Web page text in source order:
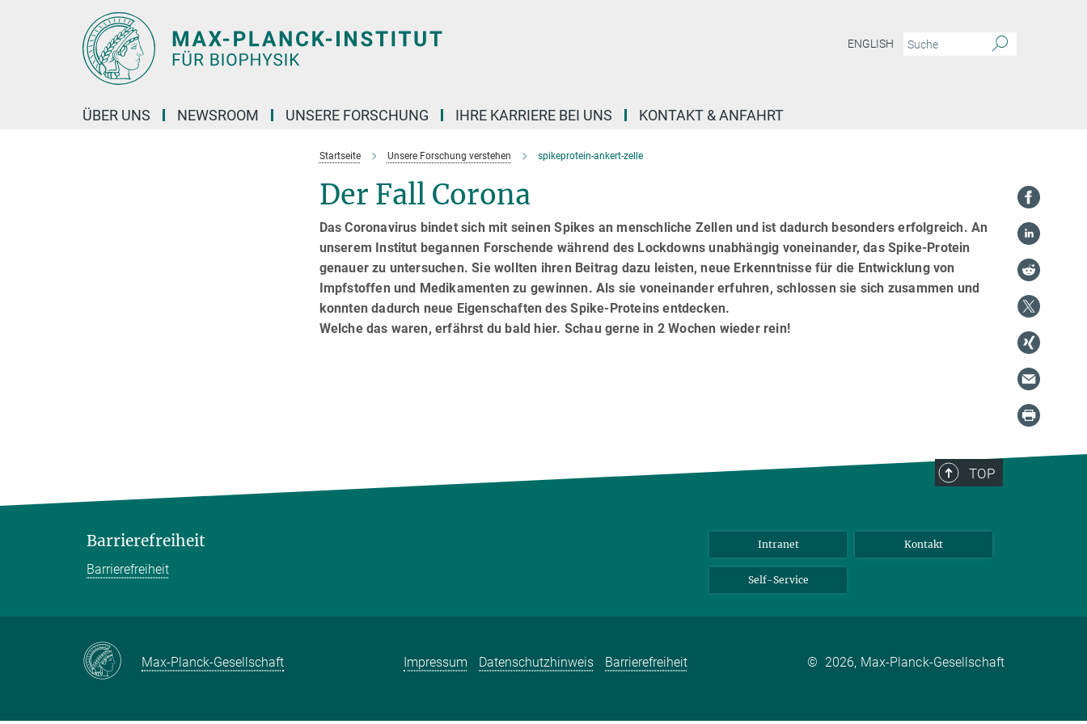
ENGLISH
ÜBER UNS NEWSROOM UNSERE FORSCHUNG IHRE KARRIERE BEI UNS KONTAKT & ANFAHRT
Startseite Unsere Forschung verstehen spikeprotein-ankert-zelle
Der Fall Corona
Das Coronavirus bindet sich mit seinen Spikes an menschliche Zellen und ist dadurch besonders erfolgreich. An
unserem Institut begannen Forschende während des Lockdowns unabhängig voneinander, das Spike-Protein
genauer zu untersuchen. Sie wollten ihren Beitrag dazu leisten, neue Erkenntnisse für die Entwicklung von
Impfstoffen und Medikamenten zu gewinnen. Als sie voneinander erfuhren, schlossen sie sich zusammen und
konnten dadurch neue Eigenschaften des Spike-Proteins entdecken.
Welche das waren, erfährst du bald hier. Schau gerne in 2 Wochen wieder rein!
TOP
Barrierefreiheit
Barrierefreiheit
Intranet Kontakt
Self-Service
Max-Planck-Gesellschaft Impressum Datenschutzhinweis Barrierefreiheit © 2026, Max-Planck-Gesellschaft